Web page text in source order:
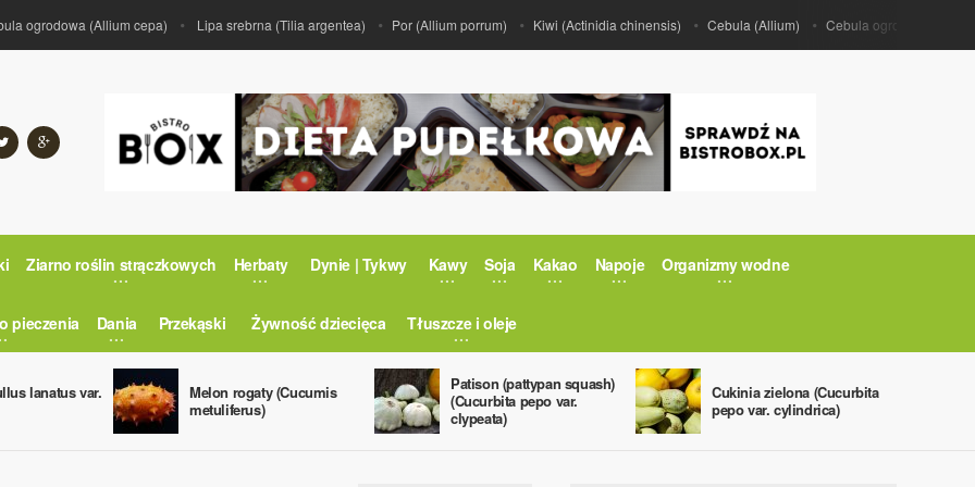
ogrodowa (Allium cepa) Lipa srebrna (Tilia argentea) Por (Allium porrum) Kiwi (Actinidia chinensis) Cebula (Allium) Cebula ogrodowa (Allium
Ziarno roślin strączkowych Herbaty Dynie | Tykwy Kawy Soja Kakao Napoje Organizmy wodne
pieczenia Dania Przekąski Żywność dziecięca Tłuszcze i oleje
lanatus var.
Melon rogaty (Cucumis
metuliferus)
Patison (pattypan squash)
(Cucurbita pepo var.
clypeata)
Cukinia zielona (Cucurbita
pepo var. cylindrica)